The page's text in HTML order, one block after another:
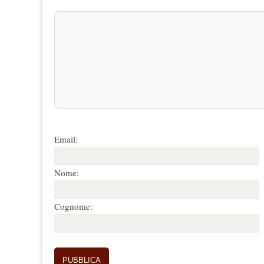
Email:
Nome:
Cognome: